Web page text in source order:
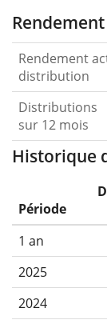
Rendement
distribution
Distributions
sur 12 mois
Historique
Période
1 an
2025
2024